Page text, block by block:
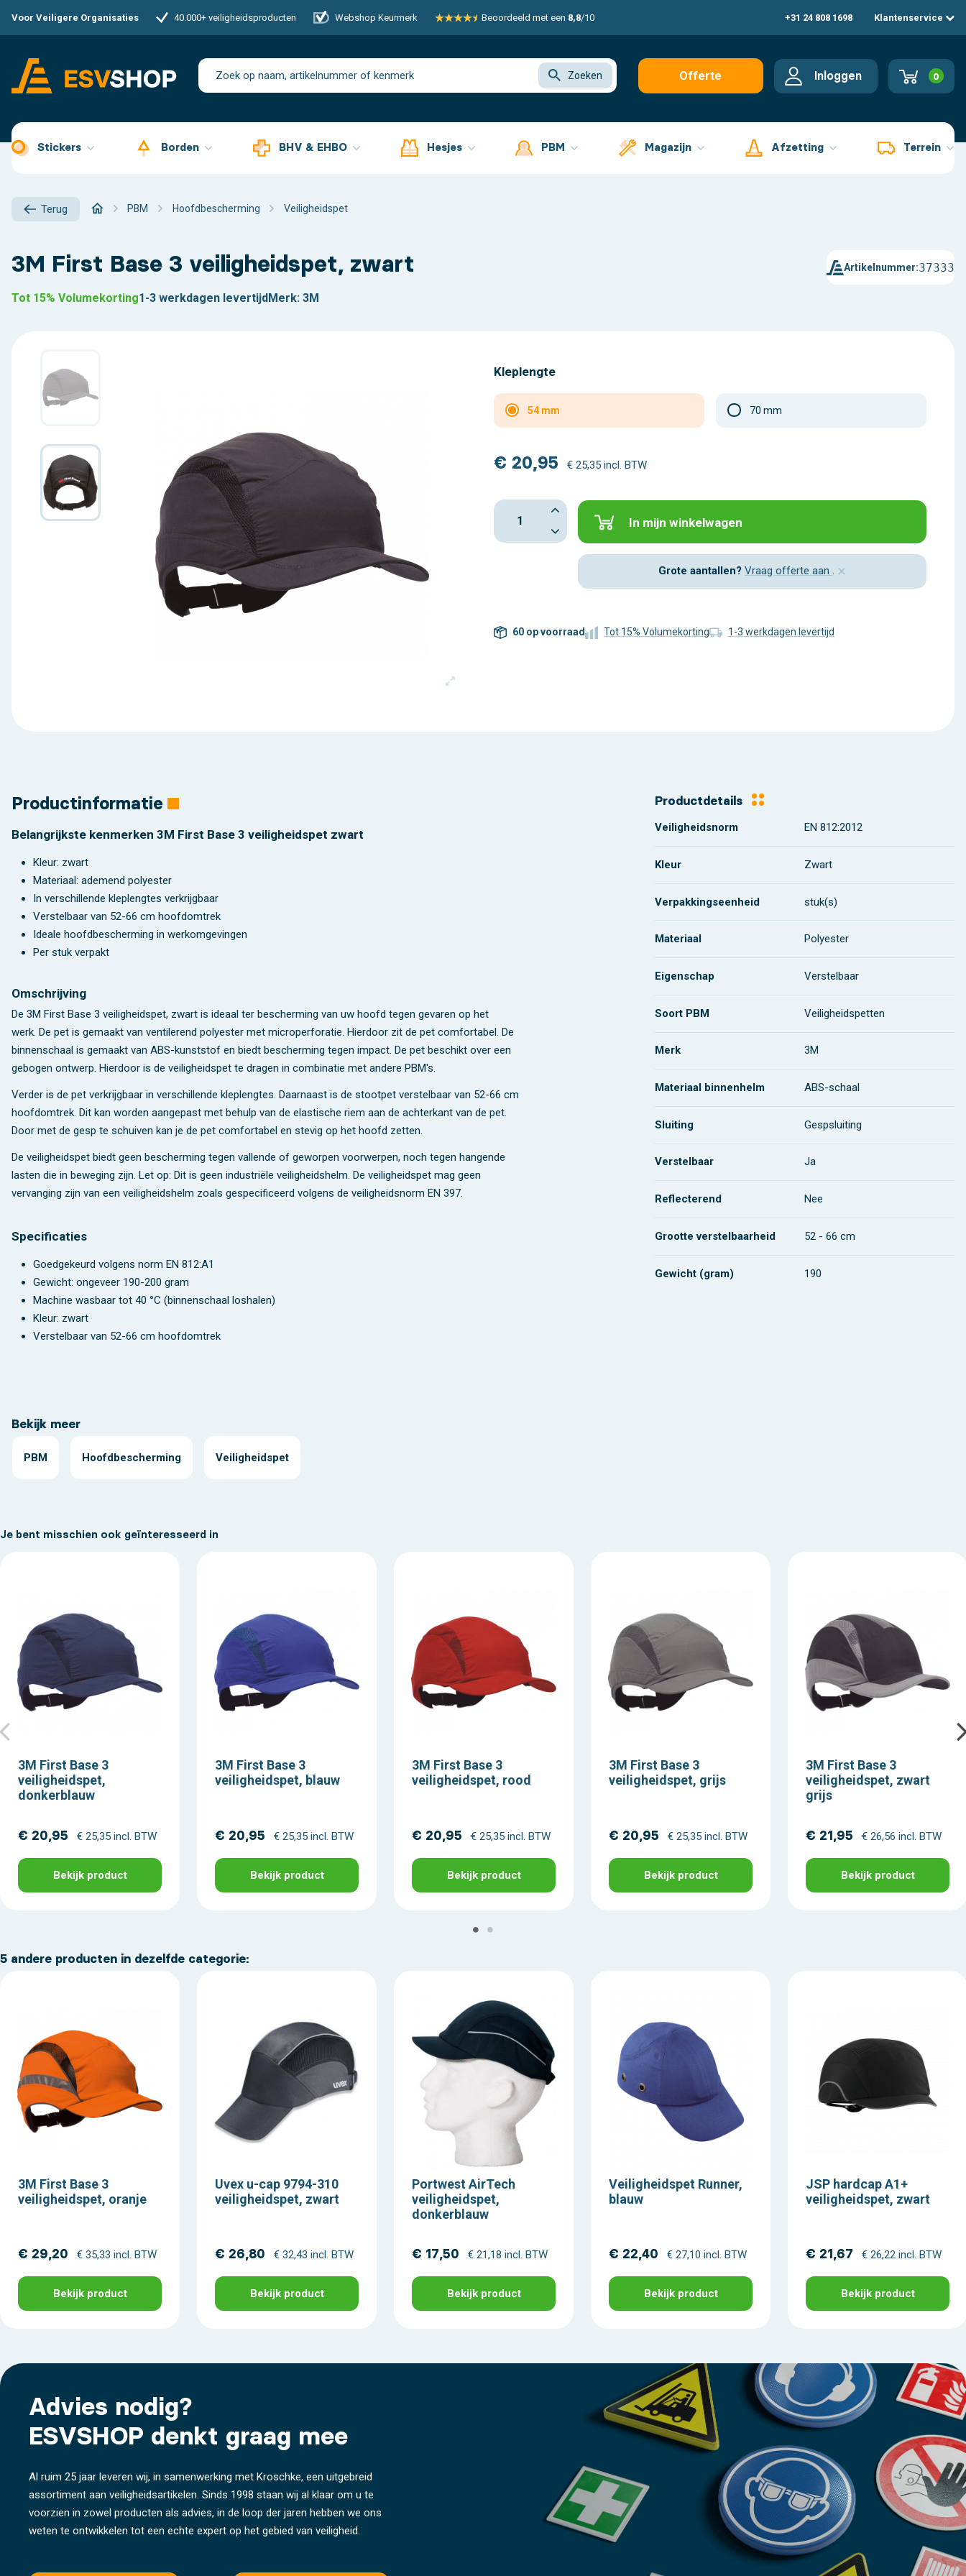
Voor Veiligere Organisaties 40.000+ veiligheidsproducten Webshop Keurmerk Beoordeeld met een 8,8/10 +31 24 808 1698 Klantenservice
Zoeken
Offerte
Inloggen 0
Stickers Borden BHV & EHBO Hesjes PBM Magazijn Afzetting Terrein
Terug PBM Hoofdbescherming Veiligheidspet
3M First Base 3 veiligheidspet, zwart Artikelnummer:37333
Tot 15% Volumekorting1-3 werkdagen levertijdMerk: 3M
Kleplengte
54 mm 70 mm
€ 20,95 € 25,35 incl. BTW
In mijn winkelwagen
Grote aantallen? Vraag offerte aan . ×
60 op voorraad Tot 15% Volumekorting 1-3 werkdagen levertijd
Productinformatie
Belangrijkste kenmerken 3M First Base 3 veiligheidspet zwart
Kleur: zwart
Materiaal: ademend polyester
In verschillende kleplengtes verkrijgbaar
Verstelbaar van 52-66 cm hoofdomtrek
Ideale hoofdbescherming in werkomgevingen
Per stuk verpakt
Omschrijving
De 3M First Base 3 veiligheidspet, zwart is ideaal ter bescherming van uw hoofd tegen gevaren op het
werk. De pet is gemaakt van ventilerend polyester met microperforatie. Hierdoor zit de pet comfortabel. De
binnenschaal is gemaakt van ABS-kunststof en biedt bescherming tegen impact. De pet beschikt over een
gebogen ontwerp. Hierdoor is de veiligheidspet te dragen in combinatie met andere PBM's.
Verder is de pet verkrijgbaar in verschillende kleplengtes. Daarnaast is de stootpet verstelbaar van 52-66 cm
hoofdomtrek. Dit kan worden aangepast met behulp van de elastische riem aan de achterkant van de pet.
Door met de gesp te schuiven kan je de pet comfortabel en stevig op het hoofd zetten.
De veiligheidspet biedt geen bescherming tegen vallende of geworpen voorwerpen, noch tegen hangende
lasten die in beweging zijn. Let op: Dit is geen industriële veiligheidshelm. De veiligheidspet mag geen
vervanging zijn van een veiligheidshelm zoals gespecificeerd volgens de veiligheidsnorm EN 397.
Specificaties
Goedgekeurd volgens norm EN 812:A1
Gewicht: ongeveer 190-200 gram
Machine wasbaar tot 40 °C (binnenschaal loshalen)
Kleur: zwart
Verstelbaar van 52-66 cm hoofdomtrek
Productdetails
Veiligheidsnorm EN 812:2012
Kleur Zwart
Verpakkingseenheid stuk(s)
Materiaal Polyester
Eigenschap Verstelbaar
Soort PBM Veiligheidspetten
Merk 3M
Materiaal binnenhelm ABS-schaal
Sluiting Gespsluiting
Verstelbaar Ja
Reflecterend Nee
Grootte verstelbaarheid 52 - 66 cm
Gewicht (gram) 190
Bekijk meer
PBM Hoofdbescherming Veiligheidspet
Je bent misschien ook geïnteresseerd in
3M First Base 3
veiligheidspet,
donkerblauw
€ 20,95 € 25,35 incl. BTW
Bekijk product
3M First Base 3
veiligheidspet, blauw
€ 20,95 € 25,35 incl. BTW
Bekijk product
3M First Base 3
veiligheidspet, rood
€ 20,95 € 25,35 incl. BTW
Bekijk product
3M First Base 3
veiligheidspet, grijs
€ 20,95 € 25,35 incl. BTW
Bekijk product
3M First Base 3
veiligheidspet, zwart
grijs
€ 21,95 € 26,56 incl. BTW
Bekijk product
5 andere producten in dezelfde categorie:
3M First Base 3
veiligheidspet, oranje
€ 29,20 € 35,33 incl. BTW
Bekijk product
Uvex u-cap 9794-310
veiligheidspet, zwart
€ 26,80 € 32,43 incl. BTW
Bekijk product
Portwest AirTech
veiligheidspet,
donkerblauw
€ 17,50 € 21,18 incl. BTW
Bekijk product
Veiligheidspet Runner,
blauw
€ 22,40 € 27,10 incl. BTW
Bekijk product
JSP hardcap A1+
veiligheidspet, zwart
€ 21,67 € 26,22 incl. BTW
Bekijk product
Advies nodig?
ESVSHOP denkt graag mee
Al ruim 25 jaar leveren wij, in samenwerking met Kroschke, een uitgebreid
assortiment aan veiligheidsartikelen. Sinds 1998 staan wij al klaar om u te
voorzien in zowel producten als advies, in de loop der jaren hebben we ons
weten te ontwikkelen tot een echte expert op het gebied van veiligheid.